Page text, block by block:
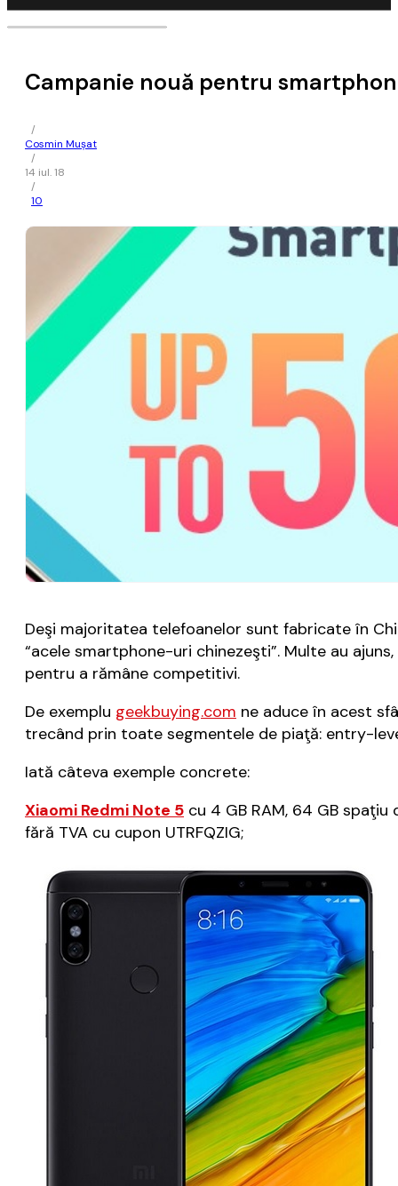
Campanie nouă pentru
/
Cosmin Mușat
/
14 iul. 18
/
10
Deşi majoritatea telefoanelor sunt fabricate în
“acele smartphone-uri chinezeşti”. Multe au
pentru a rămâne competitivi.
De exemplu geekbuying.com ne aduce în acest
trecând prin toate segmentele de piaţă: entry-
Iată câteva exemple concrete:
Xiaomi Redmi Note 5 cu 4 GB RAM, 64 GB
fără TVA cu cupon UTRFQZIG;